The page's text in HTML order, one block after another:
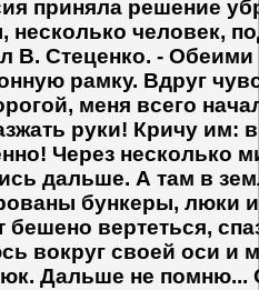
приняла решение
человек,
В. Стеценко. -
рамку. Вдруг
меня всего
руки! Кричу им:
Через несколько
дальше. А там в
бункеры, люки
бешено вертеться,
вокруг своей оси и
Дальше не помню...